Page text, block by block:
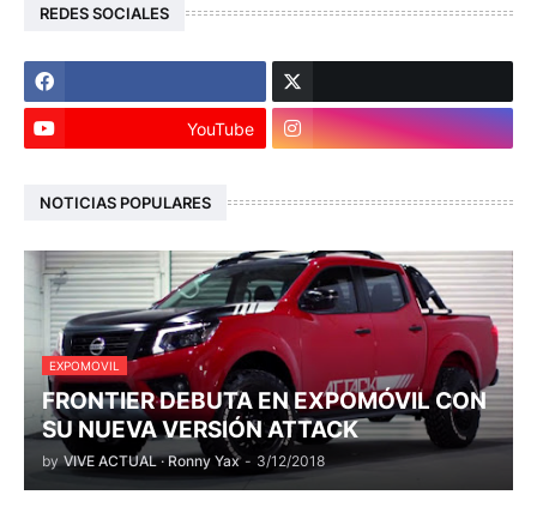
REDES SOCIALES
YouTube
NOTICIAS POPULARES
EXPOMOVIL
FRONTIER DEBUTA EN EXPOMÓVIL CON
SU NUEVA VERSIÓN ATTACK
by VIVE ACTUAL · Ronny Yax - 3/12/2018